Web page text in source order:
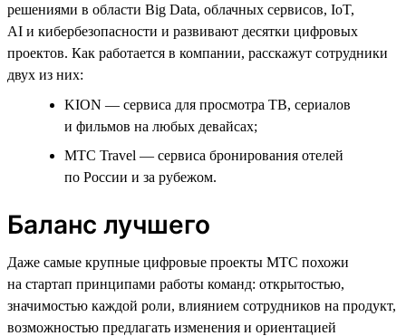
решениями в области Big Data, облачных сервисов, IoT,
AI и кибербезопасности и развивают десятки цифровых
проектов. Как работается в компании, расскажут сотрудники
двух из них:
KION — сервиса для просмотра ТВ, сериалов
и фильмов на любых девайсах;
МТС Travel — сервиса бронирования отелей
по России и за рубежом.
Баланс лучшего
Даже самые крупные цифровые проекты МТС похожи
на стартап принципами работы команд: открытостью,
значимостью каждой роли, влиянием сотрудников на продукт,
возможностью предлагать изменения и ориентацией